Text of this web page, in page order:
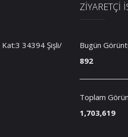
34394 Şişli/
ZİYARETÇİ
Bugün
892
Toplam
1,703,619